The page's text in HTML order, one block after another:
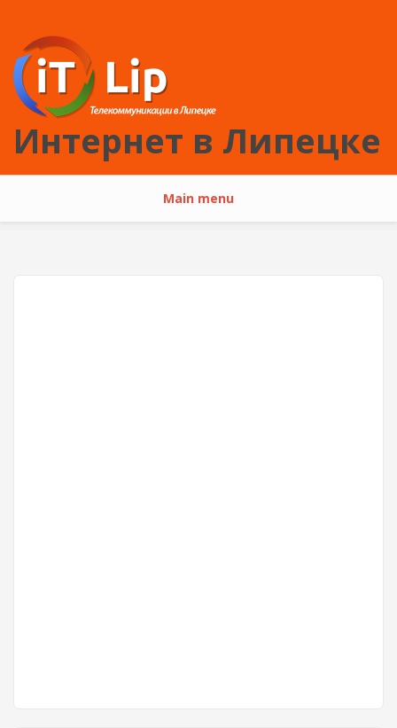
Интернет в Липецке
Main menu